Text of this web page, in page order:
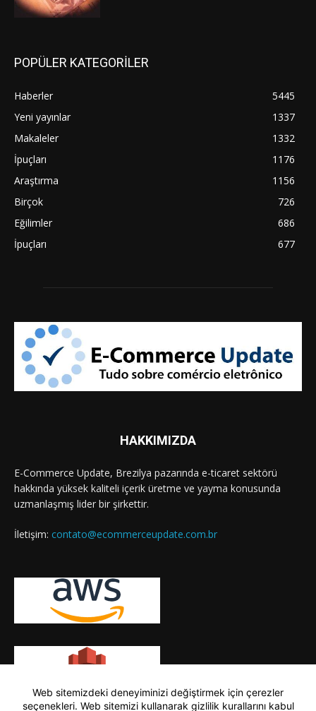
POPÜLER KATEGORİLER
Haberler
5445
Yeni yayınlar
1337
Makaleler
1332
İpuçları
1176
Araştırma
1156
Birçok
726
Eğilimler
686
İpuçları
677
HAKKIMIZDA
E-Commerce Update, Brezilya pazarında e-ticaret sektörü
hakkında yüksek kaliteli içerik üretme ve yayma konusunda
uzmanlaşmış lider bir şirkettir.
İletişim: contato@ecommerceupdate.com.br